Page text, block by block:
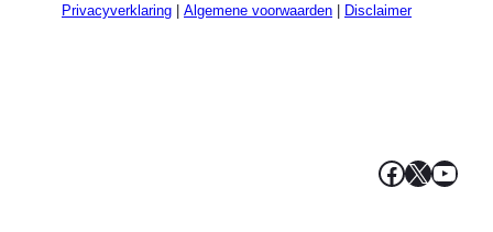
Portuguese
Privacyverklaring
Algemene voorwaarden Disclaimer
Facebook
X